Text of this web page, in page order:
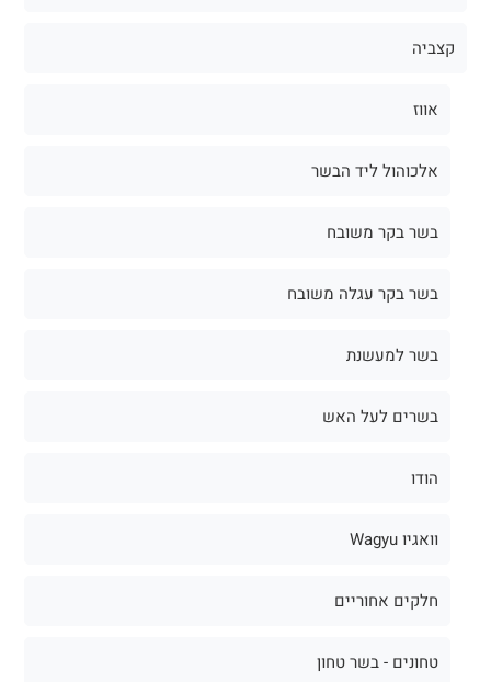
קצביה
אווז
אלכוהול ליד הבשר
בשר בקר משובח
בשר בקר עגלה משובח
בשר למעשנת
בשרים לעל האש
הודו
וואגיו Wagyu
חלקים אחוריים
טחונים - בשר טחון